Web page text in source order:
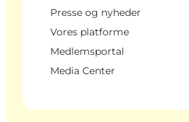
Presse og nyheder
Vores platforme
Medlemsportal
Media Center